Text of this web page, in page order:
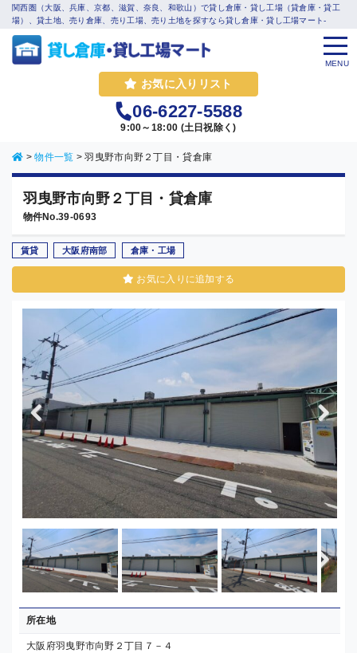
関西圏（大阪、兵庫、京都、滋賀、奈良、和歌山）で貸し倉庫・貸し工場（貸倉庫・貸工
場）、貸土地、売り倉庫、売り工場、売り土地を探すなら貸し倉庫・貸し工場マート-
お気に入りリスト
06-6227-5588
9:00～18:00 (土日祝除く)
MENU
>物件一覧 >羽曳野市向野２丁目・貸倉庫
羽曳野市向野２丁目・貸倉庫
物件No.39-0693
賃貸 大阪府南部 倉庫・工場
お気に入りに追加する
Previous Next
Next
所在地
大阪府羽曳野市向野２丁目７－４